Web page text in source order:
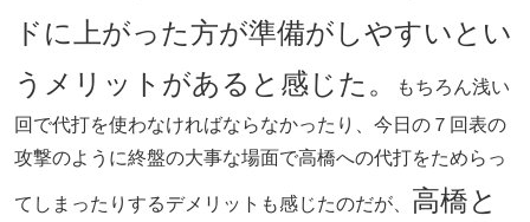
ドに上がった方が準備がしやすいとい
うメリットがあると感じた。
もちろん浅い
回で代打を使わなければならなかったり、今日の７回表の
攻撃のように終盤の大事な場面で高橋への代打をためらっ
てしまったりするデメリットも感じたのだが、 高橋と